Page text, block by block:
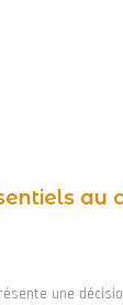
au
une